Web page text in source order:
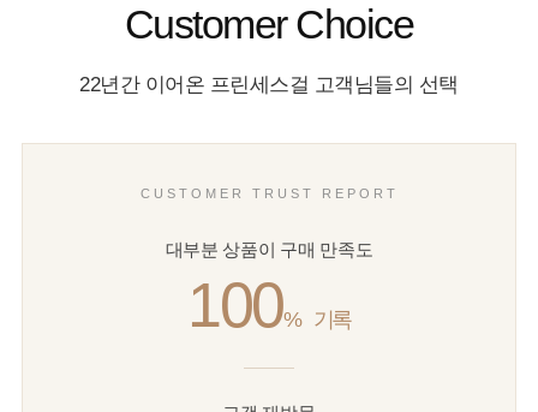
Customer Choice
22년간 이어온 프린세스걸 고객님들의 선택
CUSTOMER TRUST REPORT
대부분 상품이 구매 만족도
100% 기록